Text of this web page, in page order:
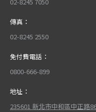
傳真：
02-8245 2550
免付費電話：
0800-666-899
地址：
235601 新北市中和區中正路